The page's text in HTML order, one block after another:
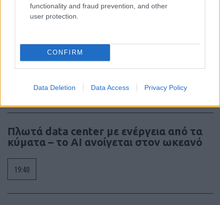
functionality and fraud prevention, and other
user protection.
CONFIRM
Data Deletion Data Access Privacy Policy
Οι Ινδοί πήγαν Pitch Black 26 με μια
ιδιαιτερότητα
Πλωτά data center με ενέργεια από τα
κύματα – το AI ανοίγεται στον ωκεανό
19:40